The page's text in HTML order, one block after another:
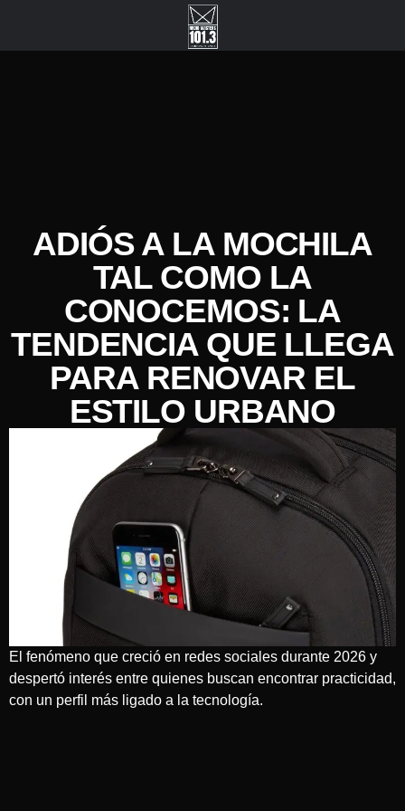
ADIÓS A LA MOCHILA
TAL COMO LA
CONOCEMOS: LA
TENDENCIA QUE LLEGA
PARA RENOVAR EL
ESTILO URBANO
El fenómeno que creció en redes sociales durante 2026 y
despertó interés entre quienes buscan encontrar practicidad,
con un perfil más ligado a la tecnología.